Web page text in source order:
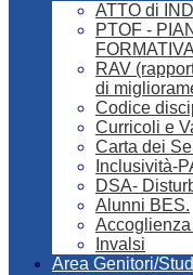
ATTO di
PTOF -
FORMATIVA
RAV
di
Codice
Curricoli e
Carta dei
Inclusività-
DSA-
Alunni BES.
Invalsi
Area Genitori/